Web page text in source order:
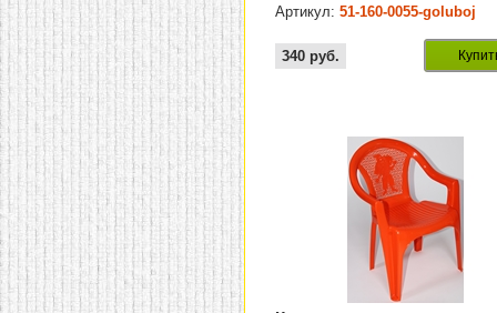
Артикул:51-160-0055-goluboj
340 руб.